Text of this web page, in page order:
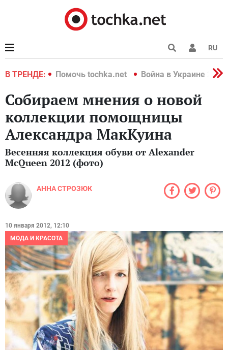
RU
В ТРЕНДЕ:
2022 Помочь tochka.net Война в Украине 2022
Собираем мнения о новой
коллекции помощницы
Александра МакКуина
Весенняя коллекция обуви от Alexander
McQueen 2012 (фото)
АННА СТРОЗЮК
10 января 2012, 12:10
МОДА И КРАСОТА